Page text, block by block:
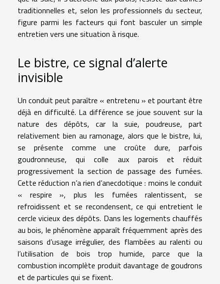
traditionnelles et, selon les professionnels du secteur,
figure parmi les facteurs qui font basculer un simple
entretien vers une situation à risque.
Le bistre, ce signal d’alerte
invisible
Un conduit peut paraître « entretenu » et pourtant être
déjà en difficulté. La différence se joue souvent sur la
nature des dépôts, car la suie, poudreuse, part
relativement bien au ramonage, alors que le bistre, lui,
se présente comme une croûte dure, parfois
goudronneuse, qui colle aux parois et réduit
progressivement la section de passage des fumées.
Cette réduction n’a rien d’anecdotique : moins le conduit
« respire », plus les fumées ralentissent, se
refroidissent et se recondensent, ce qui entretient le
cercle vicieux des dépôts. Dans les logements chauffés
au bois, le phénomène apparaît fréquemment après des
saisons d’usage irrégulier, des flambées au ralenti ou
l’utilisation de bois trop humide, parce que la
combustion incomplète produit davantage de goudrons
et de particules qui se fixent.